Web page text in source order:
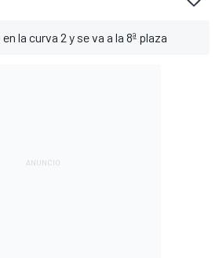
la curva 2 y se va a la 8ª plaza